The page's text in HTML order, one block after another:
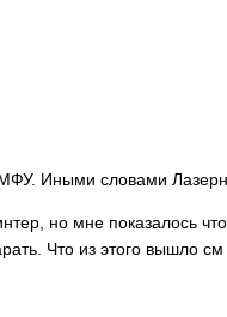
Иными словами
но мне показалось
Что из этого вышло см